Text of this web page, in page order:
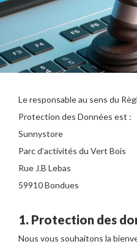
Le responsable au sens du
Protection des Données est :
Sunnystore
Parc d’activités du Vert Bois
Rue J.B Lebas
59910 Bondues
1. Protection des
Nous vous souhaitons la